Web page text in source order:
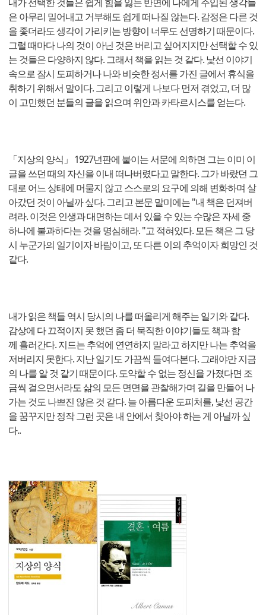
은 아무리 밀어내고 거부해도 쉽게 떠나질 않는다. 감정은 다른 것
을 좇더라도 생각이 가리키는 방향이 너무도 선명하기 때문이다.
그럴 때마다 나의 것이 아닌 것은 버리고 싶어지지만 선택할 수 있
는 것들은 다양하지 않다. 그래서 책을 읽는 것 같다. 낯선 이야기
속으로 잠시 도피하거나 나와 비슷한 정서를 가진 글에서 휴식을
취하기 위해서 말이다. 그리고 이렇게 나보다 먼저 겪었고, 더 많
이 고민했던 분들의 글을 읽으며 위안과 카타르시스를 얻는다.
「지상의 양식」 1927년판에 붙이는 서문에 의하면 그는 이미 이
글을 쓰던 때의 자신을 이내 떠나버렸다고 말한다. 그가 바랐던 그
대로 어느 상태에 머물지 않고 스스로의 요구에 의해 변화하며 살
아갔던 것이 아닐까 싶다. 그리고 본문 말미에는 "내 책은 던져버
려라. 이것은 인생과 대면하는 데서 있을 수 있는 수많은 자세 중
하나에 불과하다는 것을 명심해라. "고 적혀있다. 모든 책은 그 당
시 누군가의 일기이자 바람이고, 또 다른 이의 추억이자 희망인 것
같다.
내가 읽은 책들 역시 당시의 나를 떠올리게 해주는 일기와 같다.
감상에 다 끄적이지 못 했던 좀 더 묵직한 이야기들도 책과 함
께 흘러간다. 지드는 추억에 연연하지 말라고 하지만 나는 추억을
저버리지 못한다. 지난 일기도 가끔씩 들여다본다. 그래야만 지금
의 나를 알 것 같기 때문이다. 도약할 수 없는 정신을 가졌다면 조
금씩 걸으면서라도 삶의 모든 면면을 관찰해가며 길을 만들어 나
가는 것도 나쁘진 않은 것 같다. 늘 아름다운 도피처를, 낯선 공간
을 꿈꾸지만 정작 그런 곳은 내 안에서 찾아야 하는 게 아닐까 싶
다..